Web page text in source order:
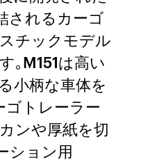
されるカーゴ
チックモデル
｡M151は高い
小柄な車体を
ゴトレーラー
ンや厚紙を切
ション用